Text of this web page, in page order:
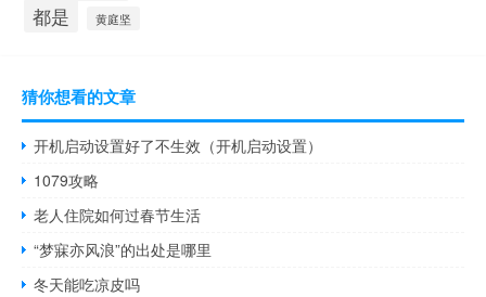
都是 黄庭坚
猜你想看的文章
开机启动设置好了不生效（开机启动设置）
1079攻略
老人住院如何过春节生活
“梦寐亦风浪”的出处是哪里
冬天能吃凉皮吗